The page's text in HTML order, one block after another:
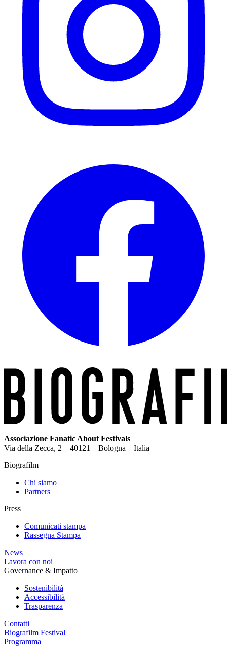
Associazione Fanatic About Festivals
Via della Zecca, 2 – 40121 – Bologna – Italia
Biografilm
Chi siamo
Partners
Press
Comunicati stampa
Rassegna Stampa
News
Lavora con noi
Governance & Impatto
Sostenibilità
Accessibilità
Trasparenza
Contatti
Biografilm Festival
Programma